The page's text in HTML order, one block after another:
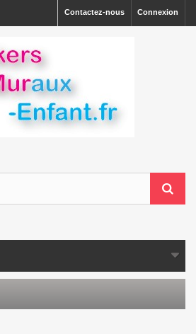
Connexion
Contactez-nous